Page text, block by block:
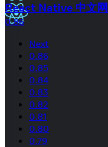
React Native 中文网
0.86
Next
0.86
0.85
0.84
0.83
0.82
0.81
0.80
0.79